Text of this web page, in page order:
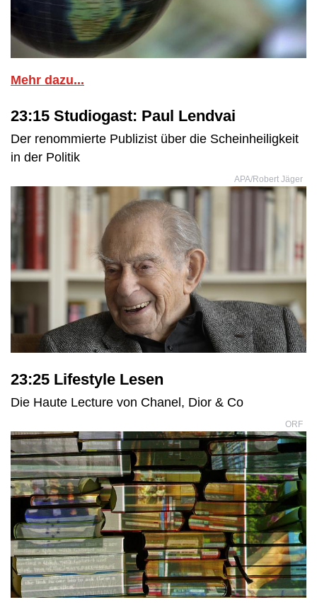
Mehr dazu...
23:15 Studiogast: Paul Lendvai
Der renommierte Publizist über die Scheinheiligkeit
in der Politik
APA/Robert Jäger
23:25 Lifestyle Lesen
Die Haute Lecture von Chanel, Dior & Co
ORF